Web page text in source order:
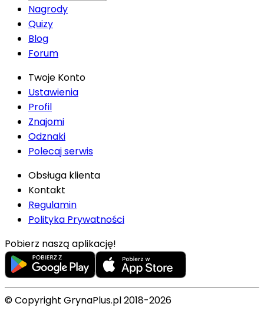
Nagrody
Quizy
Blog
Forum
Twoje Konto
Ustawienia
Profil
Znajomi
Odznaki
Polecaj serwis
Obsługa klienta
Kontakt
Regulamin
Polityka Prywatności
Pobierz naszą aplikację!
© Copyright GrynaPlus.pl 2018-2026